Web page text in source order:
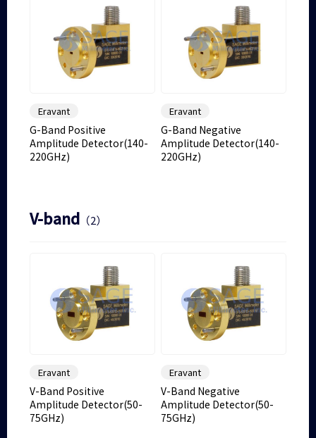
Eravant
G-Band Positive
Amplitude Detector(140-
220GHz)
Eravant
G-Band Negative
Amplitude Detector(140-
220GHz)
V-band （2）
Eravant
V-Band Positive
Amplitude Detector(50-
75GHz)
Eravant
V-Band Negative
Amplitude Detector(50-
75GHz)